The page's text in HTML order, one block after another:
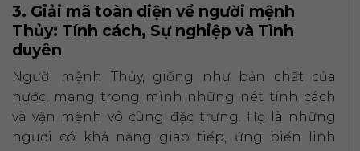
3. Giải mã toàn diện về người mệnh
Thủy: Tính cách, Sự nghiệp và Tình
duyên
Người mệnh Thủy, giống như bản chất của
nước, mang trong mình những nét tính cách
và vận mệnh vô cùng đặc trưng. Họ là những
người có khả năng giao tiếp, ứng biến linh